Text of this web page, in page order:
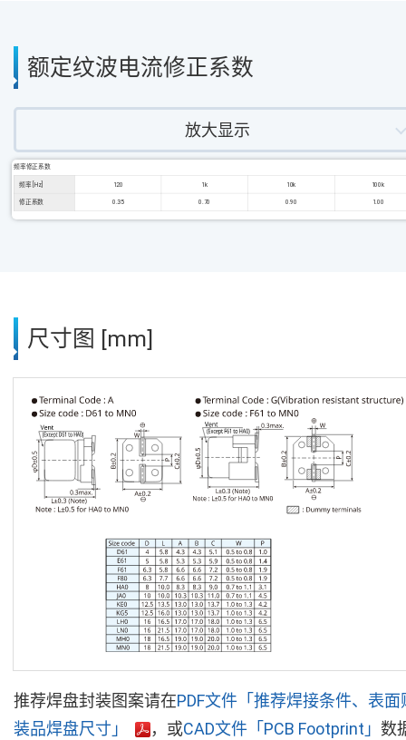
额定纹波电流修正系数
放大显示
频率修正系数
频率 [Hz] 120 1k 10k 100k
修正系数 0.35 0.70 0.90 1.00
尺寸图 [mm]
推荐焊盘封装图案请在PDF文件「推荐焊接条件、表面
装品焊盘尺寸」
，或CAD文件「PCB Footprint」 数